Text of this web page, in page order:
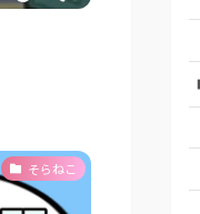
そらねこ